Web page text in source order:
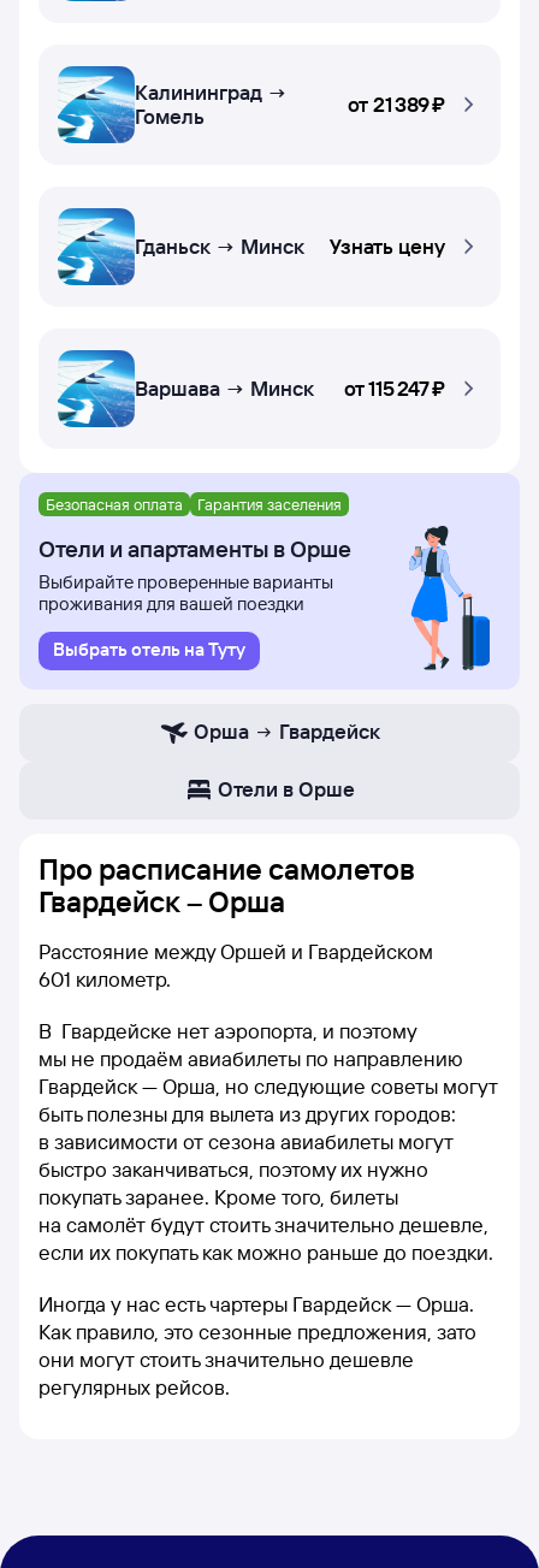
Калининград →
Гомель
от21 ⁠389 ⁠₽
Гданьск → Минск Узнать цену
Варшава → Минск от115 ⁠247 ⁠₽
Безопасная оплата Гарантия заселения
Отели и апартаменты в Орше
Выбирайте проверенные варианты
проживания для вашей поездки
Выбрать отель на Туту
Орша Гвардейск
Отели в Орше
Про расписание самолетов
Гвардейск – Орша
Расстояние между Оршей и Гвардейском
601 километр.
В Гвардейске нет аэропорта, и поэтому
мы не продаём авиабилеты по направлению
Гвардейск — Орша, но следующие советы могут
быть полезны для вылета из других городов:
в зависимости от сезона авиабилеты могут
быстро заканчиваться, поэтому их нужно
покупать заранее. Кроме того, билеты
на самолёт будут стоить значительно дешевле,
если их покупать как можно раньше до поездки.
Иногда у нас есть чартеры Гвардейск — Орша.
Как правило, это сезонные предложения, зато
они могут стоить значительно дешевле
регулярных рейсов.